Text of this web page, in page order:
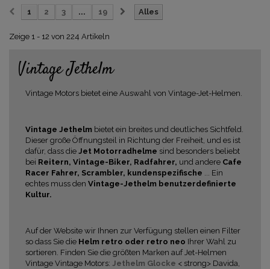
Alles
1 2 3 ... 19
Zeige 1 - 12 von 224 Artikeln
Vintage Jethelm
Vintage Motors bietet eine Auswahl von Vintage-Jet-Helmen.
Vintage Jethelm bietet ein breites und deutliches Sichtfeld.
Dieser große Öffnungsteil in Richtung der Freiheit, und es ist
dafür, dass die Jet Motorradhelme sind besonders beliebt
bei Reitern, Vintage-Biker, Radfahrer, und andere Cafe
Racer Fahrer, Scrambler, kundenspezifische ... Ein
echtes muss den Vintage-Jethelm benutzerdefinierte
Kultur.
Auf der Website wir Ihnen zur Verfügung stellen einen Filter
so dass Sie die Helm retro oder retro neo Ihrer Wahl zu
sortieren. Finden Sie die größten Marken auf Jet-Helmen
Vintage Vintage Motors: Jethelm Glocke < strong> Davida,